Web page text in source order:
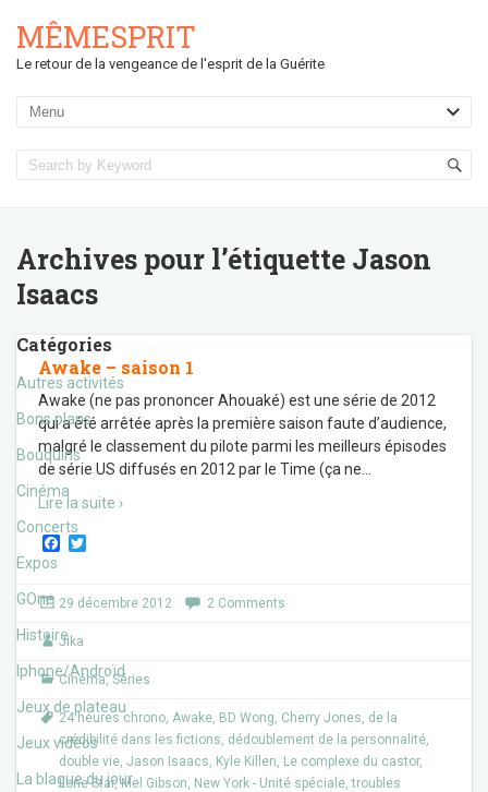
MÊMESPRIT
Le retour de la vengeance de l'esprit de la Guérite
Archives pour l’étiquette Jason
Isaacs
Catégories
Autres activités
Bons plans
Bouquins
Cinéma
Concerts
Expos
GOne
Histoire
Iphone/Androïd
Jeux de plateau
Jeux vidéos
La blague du jour
Awake – saison 1
Awake (ne pas prononcer Ahouaké) est une série de 2012
qui a été arrêtée après la première saison faute d’audience,
malgré le classement du pilote parmi les meilleurs épisodes
de série US diffusés en 2012 par le Time (ça ne
Lire la suite ›
F
e
b
o
o
k
t
t
29 décembre 2012 2 Comments
Jika
Cinéma,Séries
24 heures chrono, Awake, BD Wong, Cherry Jones, de la
crédibilité dans les fictions, dédoublement de la personnalité,
double vie, Jason Isaacs, Kyle Killen, Le complexe du castor,
Lone Star,Mel Gibson, New York - Unité spéciale,troubles